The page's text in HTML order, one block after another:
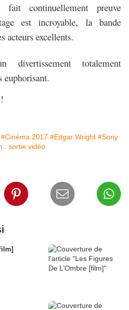
continuellement preuve
est incroyable, la bande
acteurs excellents.
totalement
euphorisant.
#Cinéma 2017 #Edgar Wright #Sony
: sortie vidéo